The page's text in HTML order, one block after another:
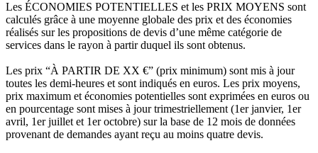
Les ÉCONOMIES POTENTIELLES et les PRIX MOYENS sont
calculés grâce à une moyenne globale des prix et des économies
réalisés sur les propositions de devis d’une même catégorie de
services dans le rayon à partir duquel ils sont obtenus.
Les prix “À PARTIR DE XX €” (prix minimum) sont mis à jour
toutes les demi-heures et sont indiqués en euros. Les prix moyens,
prix maximum et économies potentielles sont exprimées en euros ou
en pourcentage sont mises à jour trimestriellement (1er janvier, 1er
avril, 1er juillet et 1er octobre) sur la base de 12 mois de données
provenant de demandes ayant reçu au moins quatre devis.